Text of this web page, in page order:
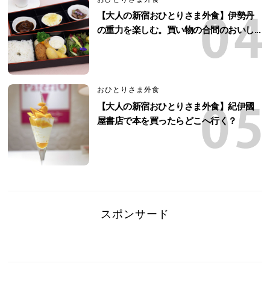
【大人の新宿おひとりさま外食】伊勢丹
の重力を楽しむ。買い物の合間のおいし...
おひとりさま外食
【大人の新宿おひとりさま外食】紀伊國
屋書店で本を買ったらどこへ行く？
スポンサード